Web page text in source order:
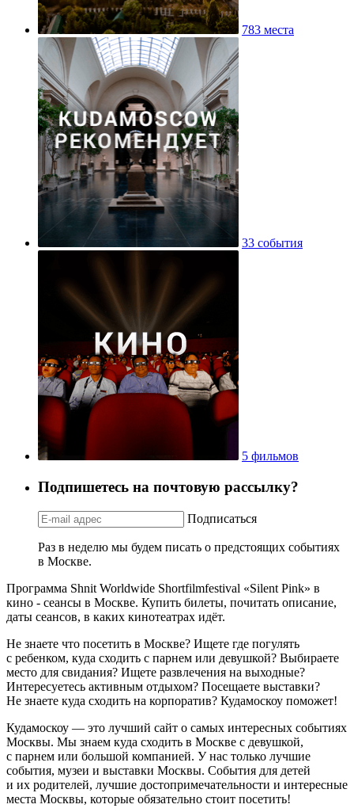
783 места
33 события
5 фильмов
Подпишетесь на почтовую рассылку?
Подписаться
Раз в неделю мы будем писать о предстоящих событиях
в Москве.
Программа Shnit Worldwide Shortfilmfestival «Silent Pink» в
кино - сеансы в Москве. Купить билеты, почитать описание,
даты сеансов, в каких кинотеатрах идёт.
Не знаете что посетить в Москве? Ищете где погулять
с ребенком, куда сходить с парнем или девушкой? Выбираете
место для свидания? Ищете развлечения на выходные?
Интересуетесь активным отдыхом? Посещаете выставки?
Не знаете куда сходить на корпоратив? Кудамоскоу поможет!
Кудамоскоу — это лучший сайт о самых интересных событиях
Москвы. Мы знаем куда сходить в Москве с девушкой,
с парнем или большой компанией. У нас только лучшие
события, музеи и выставки Москвы. События для детей
и их родителей, лучшие достопримечательности и интересные
места Москвы, которые обязательно стоит посетить!